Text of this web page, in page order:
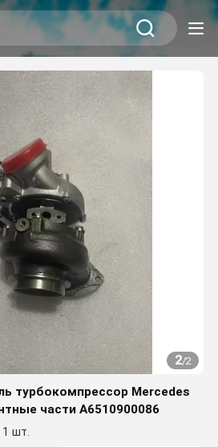
2/2
турбокомпрессор Mercedes
части A6510900086
1 шт.